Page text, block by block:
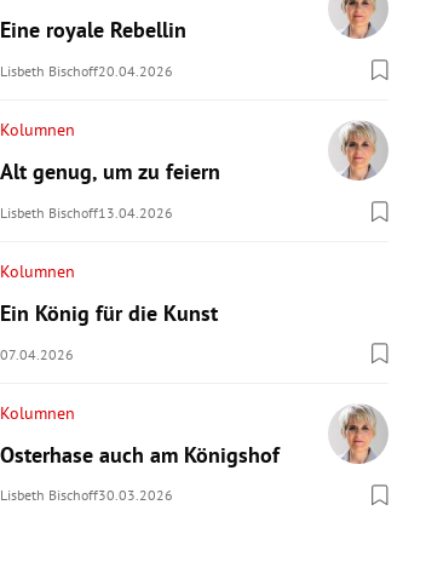
Eine royale Rebellin
Lisbeth Bischoff20.04.2026
Kolumnen
Alt genug, um zu feiern
Lisbeth Bischoff13.04.2026
Kolumnen
Ein König für die Kunst
07.04.2026
Kolumnen
Osterhase auch am Königshof
Lisbeth Bischoff30.03.2026